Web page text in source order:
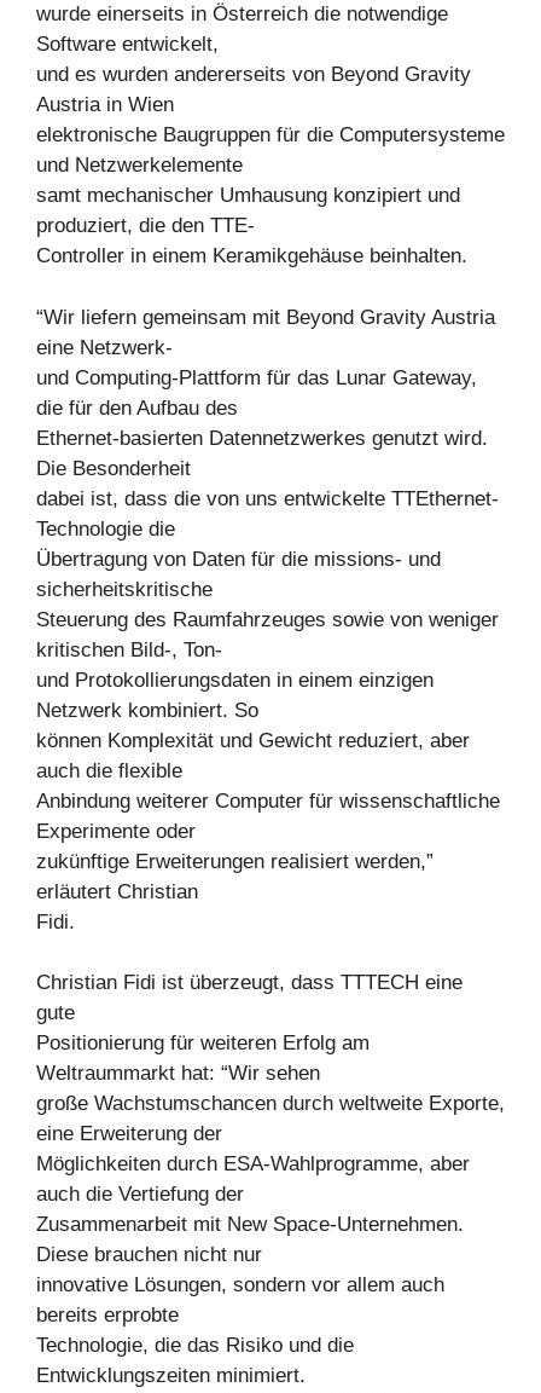
wurde einerseits in Österreich die notwendige
Software entwickelt,
und es wurden andererseits von Beyond Gravity
Austria in Wien
elektronische Baugruppen für die Computersysteme
und Netzwerkelemente
samt mechanischer Umhausung konzipiert und
produziert, die den TTE-
Controller in einem Keramikgehäuse beinhalten.
“Wir liefern gemeinsam mit Beyond Gravity Austria
eine Netzwerk-
und Computing-Plattform für das Lunar Gateway,
die für den Aufbau des
Ethernet-basierten Datennetzwerkes genutzt wird.
Die Besonderheit
dabei ist, dass die von uns entwickelte TTEthernet-
Technologie die
Übertragung von Daten für die missions- und
sicherheitskritische
Steuerung des Raumfahrzeuges sowie von weniger
kritischen Bild-, Ton-
und Protokollierungsdaten in einem einzigen
Netzwerk kombiniert. So
können Komplexität und Gewicht reduziert, aber
auch die flexible
Anbindung weiterer Computer für wissenschaftliche
Experimente oder
zukünftige Erweiterungen realisiert werden,”
erläutert Christian
Fidi.
Christian Fidi ist überzeugt, dass TTTECH eine
gute
Positionierung für weiteren Erfolg am
Weltraummarkt hat: “Wir sehen
große Wachstumschancen durch weltweite Exporte,
eine Erweiterung der
Möglichkeiten durch ESA-Wahlprogramme, aber
auch die Vertiefung der
Zusammenarbeit mit New Space-Unternehmen.
Diese brauchen nicht nur
innovative Lösungen, sondern vor allem auch
bereits erprobte
Technologie, die das Risiko und die
Entwicklungszeiten minimiert.